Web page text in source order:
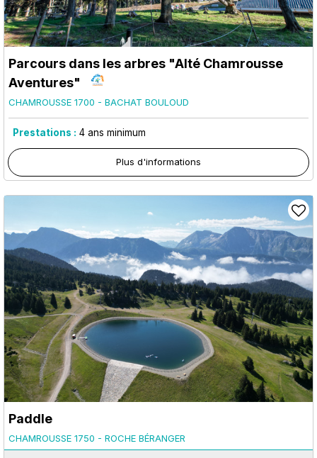
Parcours dans les arbres "Alté Chamrousse
Aventures"
CHAMROUSSE 1700 - BACHAT BOULOUD
Prestations : 4 ans minimum
Plus d'informations
Paddle
CHAMROUSSE 1750 - ROCHE BÉRANGER